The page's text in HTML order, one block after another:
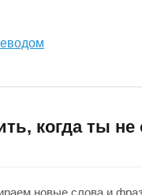
когда ты не
новые слова и